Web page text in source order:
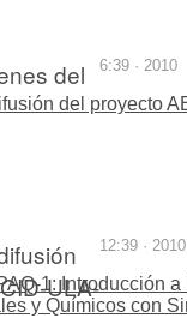
del
6:39 · 2010
ULA-
12:39 · 2010